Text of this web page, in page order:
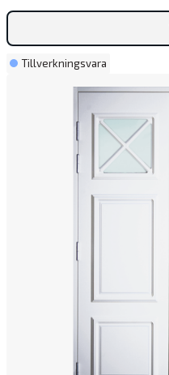
Tillverkningsvara